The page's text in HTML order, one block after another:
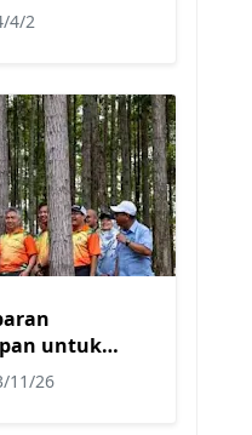
4/2
untuk
11/26